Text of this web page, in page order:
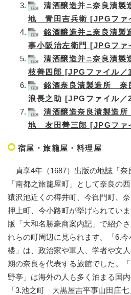
清酒醸造并 ニ奈良漬製
地 青田吉兵衛 [JPGファ
銘酒醸造并 ニ奈良漬
事小阪治左衛門 [JPGフ
清酒醸造并 ニ奈良漬
枝善四郎 [JPGファイル
銘酒奈良漬製造所 奈
浪長之助 [JPGファイル
清酒醸造奈良漬製造
地 友田善三郎 [JPGファ
宿屋・旅籠屋・料理屋
貞享4年（1687）出版の地誌「奈
「南都之旅籠屋町」として奈良の
猿沢池近くの樽井町、今御門町、
押上町、今小路町が挙げられてい
版「大和名勝豪商案内記」で紹介
れらの町周辺に見られます。「
楼」は、政治家や軍人、学者や文
期の奈良を代表する旅館でした。
野亭」は海外の人も多く泊まる国
「3.池之町 大黒屋吉平事山田庄